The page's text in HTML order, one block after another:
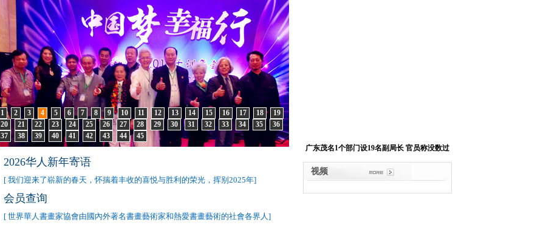
本协会宗旨：是“弘扬世界华人书画艺术，促进国际文化交流”。
1 2 3 4 5 6 7 8 9 10 11 12 13 14 15 16 17 18
19
20
21 22 23 24 25 26 27 28 29 30 31 32 33 34 35
36
37
38 39 40 41 42 43 44 45
2026华人新年寄语
[ 我们迎来了崭新的春天，怀揣着丰收的喜悦与胜利的荣光，挥别2025年]
会员查询
[ 世界華人書畫家協會由國內外著名書畫藝術家和熱愛書畫藝術的社會各界人]
广东茂名1个部门设19名副局长 官员称没数过
视频